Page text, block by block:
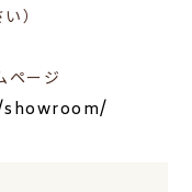
）
ページ